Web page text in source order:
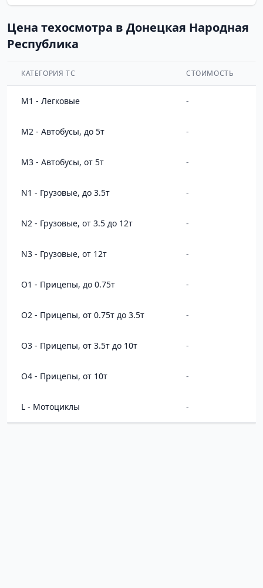
Цена техосмотра в Донецкая Народная
Республика
КАТЕГОРИЯ ТС СТОИМОСТЬ
M1 - Легковые -
M2 - Автобусы, до 5т -
M3 - Автобусы, от 5т -
N1 - Грузовые, до 3.5т -
N2 - Грузовые, от 3.5 до 12т -
N3 - Грузовые, от 12т -
O1 - Прицепы, до 0.75т -
O2 - Прицепы, от 0.75т до 3.5т -
O3 - Прицепы, от 3.5т до 10т -
O4 - Прицепы, от 10т -
L - Мотоциклы -